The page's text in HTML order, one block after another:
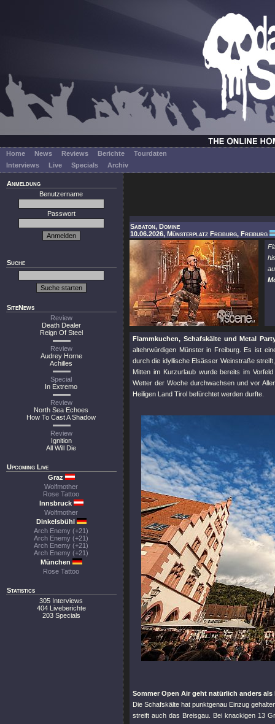
Home News Reviews Berichte
Tourdaten
Interviews
Live Specials Archiv
Anmeldung
Benutzername
Passwort
Suche
SiteNews
Review
Death Dealer
Reign Of Steel
Review
Audrey Horne
Achilles
Special
In Extremo
Review
North Sea Echoes
How To Cast A Shadow
Review
Ignition
All Will Die
Upcoming Live
Graz
Wolfmother
Rose Tattoo
Innsbruck
Wolfmother
Dinkelsbühl
Arch Enemy (+21)
Arch Enemy (+21)
Arch Enemy (+21)
Arch Enemy (+21)
München
Rose Tattoo
Statistics
305 Interviews
404 Liveberichte
203 Specials
Sabaton, Domine
10.06.2026, Münsterplatz Freiburg, Freiburg
Flammkuchen, Schafskälte und Metal
altehrwürdigen Münster in Freiburg. Es ist
durch die idyllische Elsässer Weinstraße
Mitten im Kurzurlaub wurde bereits im
Wetter der Woche durchwachsen und vor
Heiligen Land Tirol befürchtet werden durfte.
Sommer Open Air geht natürlich anders
Die Schafskälte hat punktgenau Einzug
streift auch das Breisgau. Bei knackigen 13